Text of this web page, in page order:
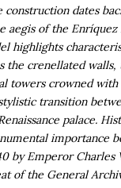
construction dates
aegis of the
highlights
the crenellated walls,
towers crowned with
transition
palace.
importance
by Emperor Charles
of the General